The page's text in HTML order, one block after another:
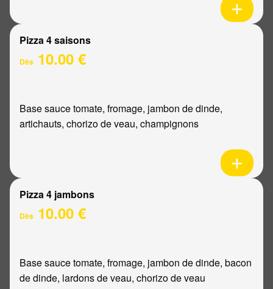
Pizza 4 saisons
Dès 10.00 €
Base sauce tomate, fromage, jambon de dinde,
artichauts, chorizo de veau, champignons
Pizza 4 jambons
Dès 10.00 €
Base sauce tomate, fromage, jambon de dinde, bacon
de dinde, lardons de veau, chorizo de veau